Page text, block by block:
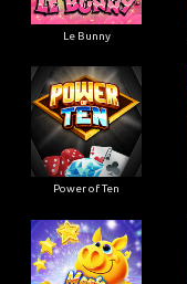
Le Bunny
Power of Ten